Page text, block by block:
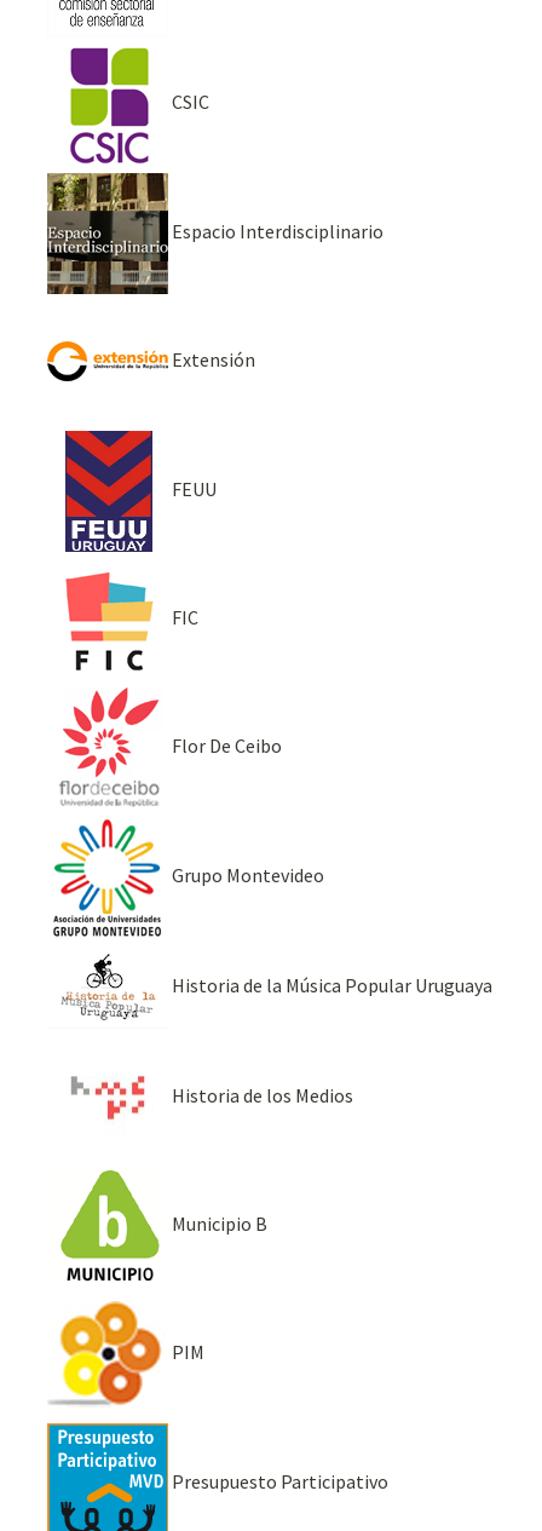
CSIC
Espacio Interdisciplinario
Extensión
FEUU
FIC
Flor De Ceibo
Grupo Montevideo
Historia de la Música Popular Uruguaya
Historia de los Medios
Municipio B
PIM
Presupuesto Participativo